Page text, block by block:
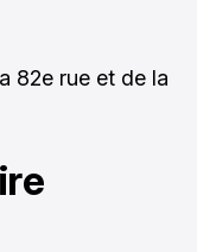
82e rue et de la